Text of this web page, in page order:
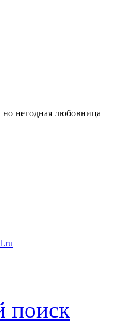
негодная любовница
поиск